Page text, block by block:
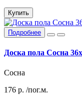
Купить
Подробнее
Доска пола Сосна
Сосна
176 р. /пог.м.